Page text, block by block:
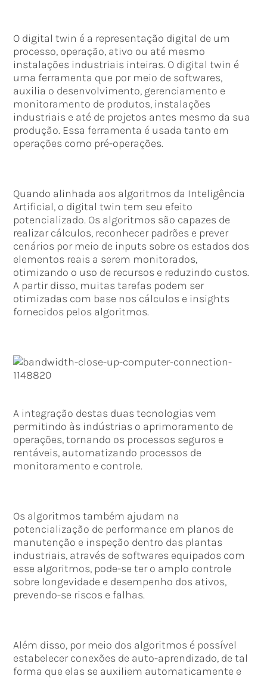
O digital twin é a representação digital de um
processo, operação, ativo ou até mesmo
instalações industriais inteiras. O digital twin é
uma ferramenta que por meio de softwares,
auxilia o desenvolvimento, gerenciamento e
monitoramento de produtos, instalações
industriais e até de projetos antes mesmo da sua
produção. Essa ferramenta é usada tanto em
operações como pré-operações.
Quando alinhada aos algoritmos da Inteligência
Artificial, o digital twin tem seu efeito
potencializado. Os algoritmos são capazes de
realizar cálculos, reconhecer padrões e prever
cenários por meio de inputs sobre os estados dos
elementos reais a serem monitorados,
otimizando o uso de recursos e reduzindo custos.
A partir disso, muitas tarefas podem ser
otimizadas com base nos cálculos e insights
fornecidos pelos algoritmos.
A integração destas duas tecnologias vem
permitindo às indústrias o aprimoramento de
operações, tornando os processos seguros e
rentáveis, automatizando processos de
monitoramento e controle.
Os algoritmos também ajudam na
potencialização de performance em planos de
manutenção e inspeção dentro das plantas
industriais, através de softwares equipados com
esse algoritmos, pode-se ter o amplo controle
sobre longevidade e desempenho dos ativos,
prevendo-se riscos e falhas.
Além disso, por meio dos algoritmos é possível
estabelecer conexões de auto-aprendizado, de tal
forma que elas se auxiliem automaticamente e